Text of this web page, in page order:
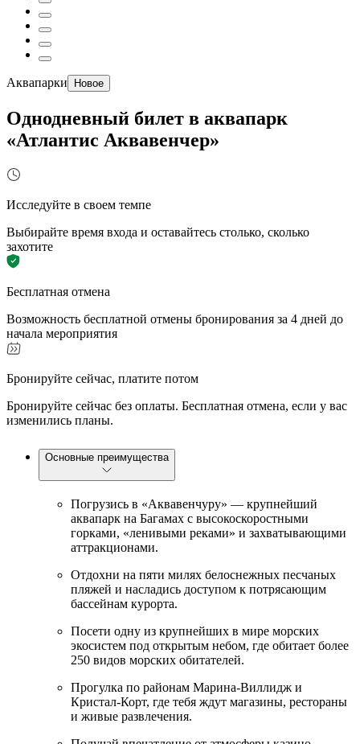
Аквапарки Новое
Однодневный билет в аквапарк
«Атлантис Аквавенчер»
Исследуйте в своем темпе
Выбирайте время входа и оставайтесь столько, сколько
захотите
Бесплатная отмена
Возможность бесплатной отмены бронирования за 4 дней до
начала мероприятия
Бронируйте сейчас, платите потом
Бронируйте сейчас без оплаты. Бесплатная отмена, если у вас
изменились планы.
Основные преимущества
Погрузись в «Аквавенчуру» — крупнейший
аквапарк на Багамах с высокоскоростными
горками, «ленивыми реками» и захватывающими
аттракционами.
Отдохни на пяти милях белоснежных песчаных
пляжей и насладись доступом к потрясающим
бассейнам курорта.
Посети одну из крупнейших в мире морских
экосистем под открытым небом, где обитает более
250 видов морских обитателей.
Прогулка по районам Марина-Виллидж и
Кристал-Корт, где тебя ждут магазины, рестораны
и живые развлечения.